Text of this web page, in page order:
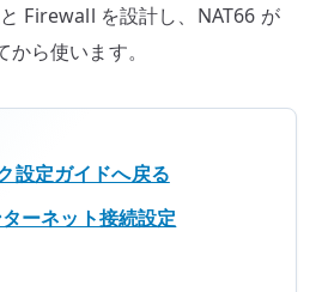
Firewall を設計し、NAT66 が
ら使います。
設定ガイドへ戻る
ーネット接続設定